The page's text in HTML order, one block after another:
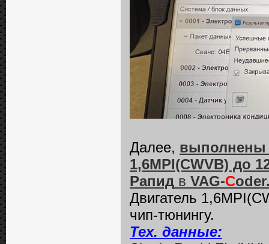
Далее, выполнены
1,6MPI(CWVB) до
Рапид в VAG-C
Двигатель
чип-тюнингу.
Тех. данные: